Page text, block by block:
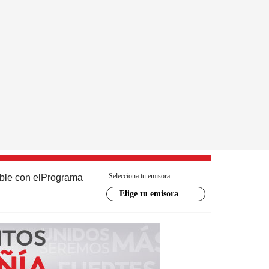
con el Programa Selecciona tu emisora
Elige tu emisora